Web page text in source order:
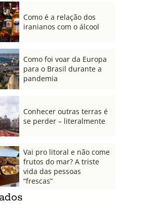
Como é a relação dos
iranianos com o álcool
Como foi voar da Europa
para o Brasil durante a
pandemia
Conhecer outras terras é
se perder – literalmente
Vai pro litoral e não come
frutos do mar? A triste
vida das pessoas
“frescas”